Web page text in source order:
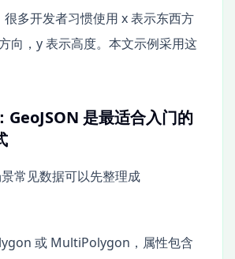
多开发者习惯使用 x 表示东西方
向，y 表示高度。本文示例采用这
GeoJSON 是最适合入门的
常见数据可以先整理成
或 MultiPolygon，属性包含